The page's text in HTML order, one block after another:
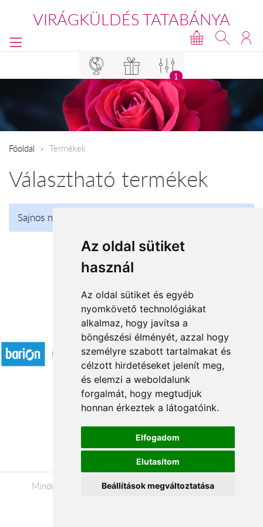
Az oldal sütiket
használ
Az oldal sütiket és egyéb
nyomkövető technológiákat
alkalmaz, hogy javítsa a
böngészési élményét, azzal hogy
személyre szabott tartalmakat és
célzott hirdetéseket jelenít meg,
és elemzi a weboldalunk
forgalmát, hogy megtudjuk
honnan érkeztek a látogatóink.
Elfogadom
Elutasítom
Beállítások megváltoztatása
VIRÁGKÜLDÉS TATABÁNYA
1
Főoldal Termékek
Választható termékek
Sajnos nincs talalat!
Elfogadott fizetési módok
Impresszum
Adatkezelési tájékoztató
Minden jog fenntartva © 2026 |+36 20 488-8362